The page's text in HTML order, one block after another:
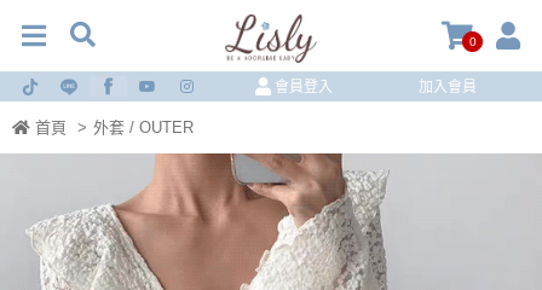
0
會員登入 加入會員
首頁 > 外套 / OUTER